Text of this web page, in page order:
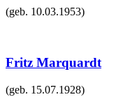
(geb. 10.03.1953)
Fritz Marquardt
(geb. 15.07.1928)